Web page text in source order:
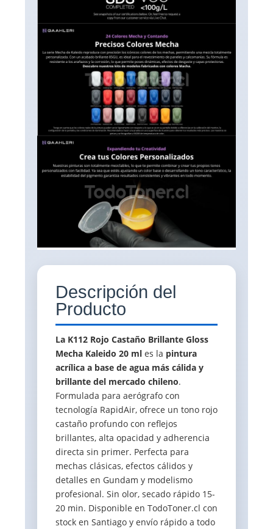
Descripción del
Producto
La K112 Rojo Castaño Brillante Gloss
Mecha Kaleido 20 ml es la pintura
acrílica a base de agua más cálida y
brillante del mercado chileno.
Formulada para aerógrafo con
tecnología RapidAir, ofrece un tono rojo
castaño profundo con reflejos
brillantes, alta opacidad y adherencia
directa sin primer. Perfecta para
mechas clásicas, efectos cálidos y
detalles en Gundam y modelismo
profesional. Sin olor, secado rápido 15-
20 min. Disponible en TodoToner.cl con
stock en Santiago y envío rápido a todo